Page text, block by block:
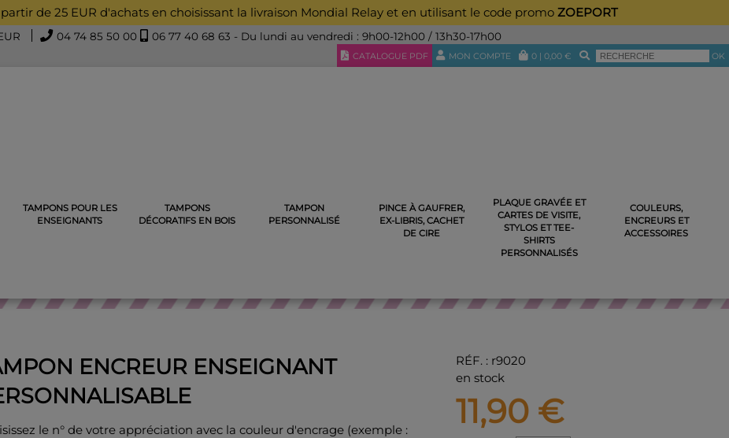
de 25 EUR d'achats en choisissant la livraison Mondial Relay et en utilisant le code promo ZOEPORT
04 74 85 50 00 06 77 40 68 63 - Du lundi au vendredi : 9h00-12h00 / 13h30-17h00
CATALOGUE PDF MON COMPTE 0 | 0,00 € OK
TAMPONS POUR LES
ENSEIGNANTS
TAMPONS
DÉCORATIFS EN BOIS
TAMPON
PERSONNALISÉ
PINCE À GAUFRER,
EX-LIBRIS, CACHET
DE CIRE
PLAQUE GRAVÉE ET
CARTES DE VISITE,
STYLOS ET TEE-
SHIRTS
PERSONNALISÉS
COULEURS,
ENCREURS ET
ACCESSOIRES
ENCREURS ENSEIGNANTS TAMPON ENCREUR ENSEIGNANT PERSONNALISABLE
ENCREUR ENSEIGNANT
le n° de votre appréciation avec la couleur d'encrage (exemple :
RÉF. : r9020
en stock
11,90 €